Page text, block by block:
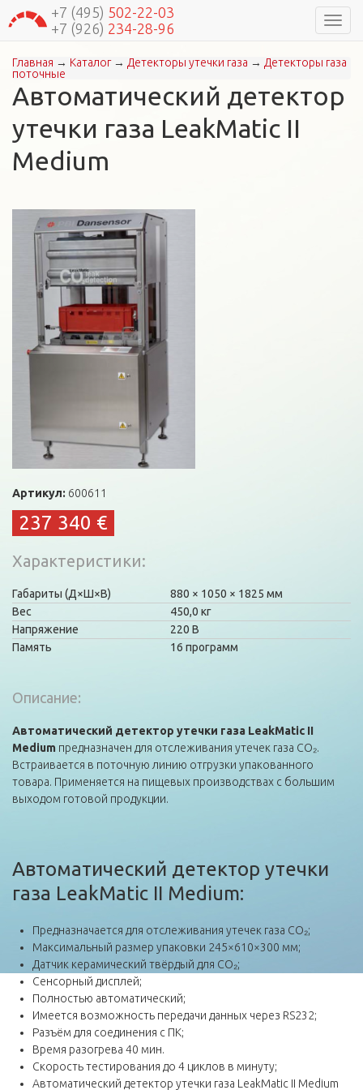
+7 (495) 502-22-03
+7 (926) 234-28-96
Вы здесь
Главная → Каталог→ Детекторы утечки газа → Детекторы газа
поточные
Автоматический детектор
утечки газа LeakMatic II
Medium
Артикул: 600611
237 340 €
Характеристики
Габариты (Д×Ш×В) 880 1050
1825 мм
Вес
450,0 кг
Напряжение
220 В
Память
16 программ
Описание:
Автоматический детектор утечки газа LeakMatic II
Medium предназначен для отслеживания утечек газа CO₂.
Встраивается в поточную линию отгрузки упакованного
товара. Применяется на пищевых производствах с большим
выходом готовой продукции.
Автоматический детектор утечки
газа LeakMatic II Medium:
Предназначается для отслеживания утечек газа CO₂;
Максимальный размер упаковки 245×610×300 мм;
Датчик керамический твёрдый для CO₂;
Сенсорный дисплей;
Полностью автоматический;
Имеется возможность передачи данных через RS232;
Разъём для соединения с ПК;
Время разогрева 40 мин.
Скорость тестирования до 4 циклов в минуту;
Автоматический детектор утечки газа LeakMatic II Medium